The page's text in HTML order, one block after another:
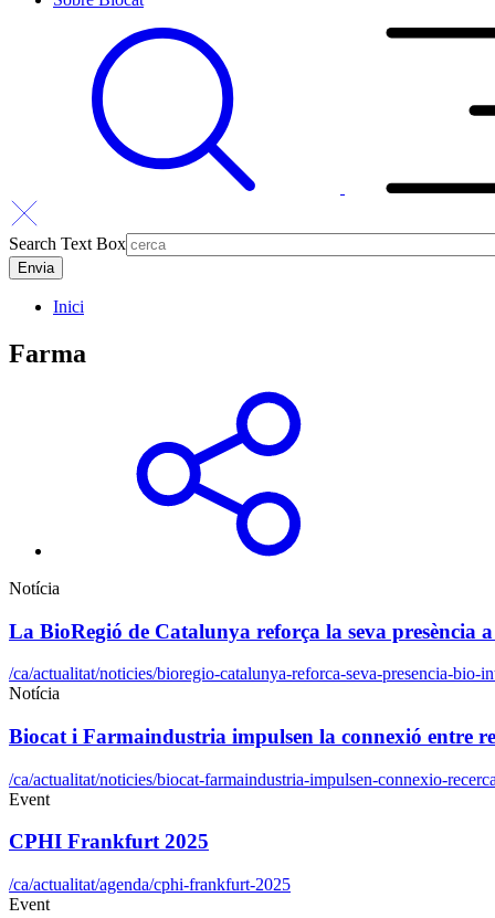
Search Text Box
Inici
Farma
Notícia
La BioRegió de Catalunya reforça la seva
/ca/actualitat/noticies/bioregio-catalunya-reforca-seva-presencia-bio-
Notícia
Biocat i Farmaindustria impulsen la connexió entre
/ca/actualitat/noticies/biocat-farmaindustria-impulsen-connexio-
Event
CPHI Frankfurt 2025
/ca/actualitat/agenda/cphi-frankfurt-2025
Event